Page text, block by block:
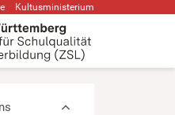
Kultusministerium